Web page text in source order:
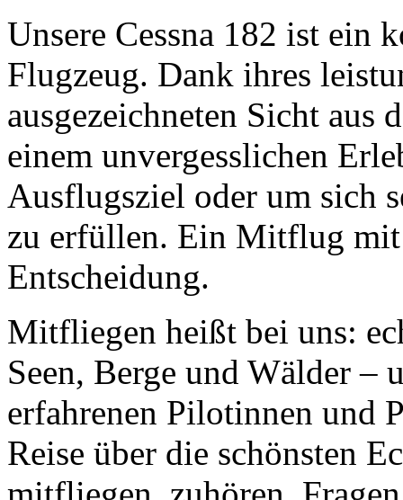
Unsere Cessna 182 ist ein
Flugzeug. Dank ihres
ausgezeichneten Sicht
einem unvergesslichen
Ausflugsziel oder um sich
zu erfüllen. Ein Mitflug mit
Entscheidung.
Mitfliegen heißt bei uns:
Seen, Berge und Wälder –
erfahrenen Pilotinnen und
Reise über die schönsten